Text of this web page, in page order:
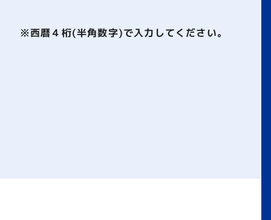
※西暦４桁(半角数字)で入力してください。